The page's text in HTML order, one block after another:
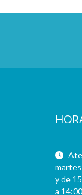
y de
a